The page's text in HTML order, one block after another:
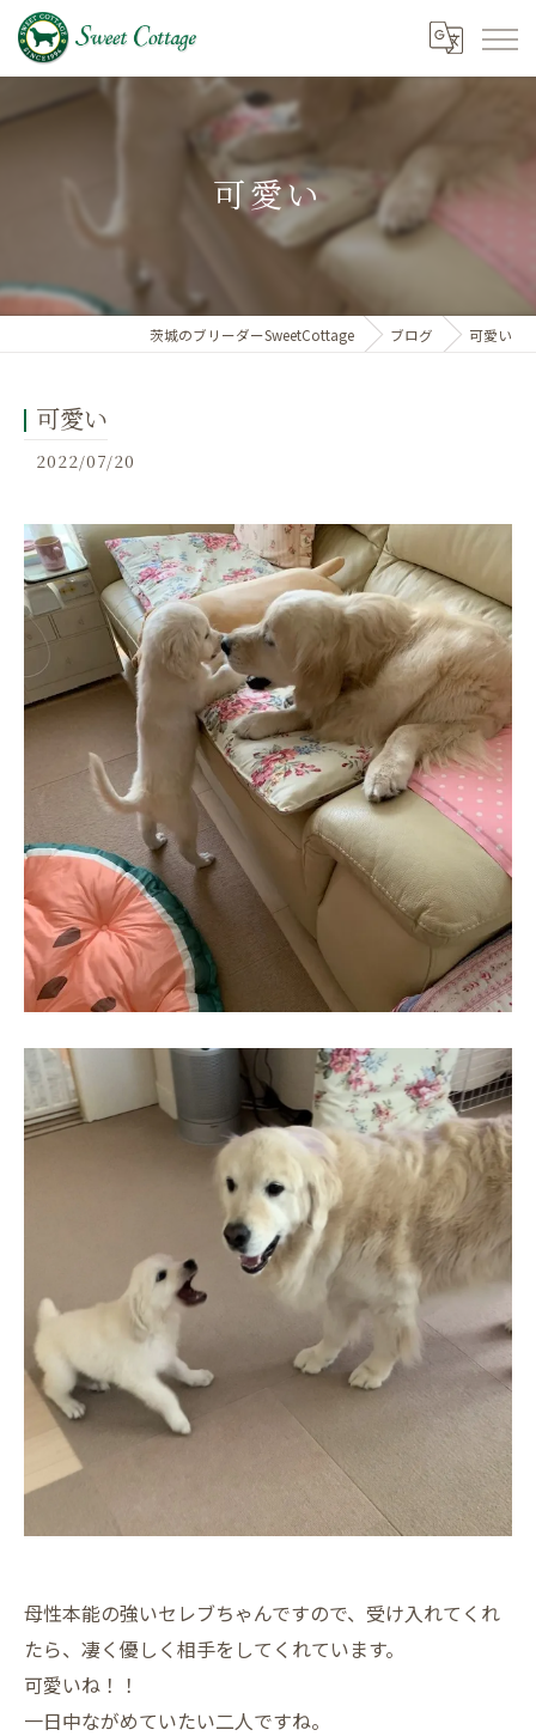
可愛い
茨城のブリーダーSweetCottage ブログ 可愛い
可愛い
2022/07/20
母性本能の強いセレブちゃんですので、受け入れてくれ
たら、凄く優しく相手をしてくれています。
可愛いね！！
一日中ながめていたい二人ですね。